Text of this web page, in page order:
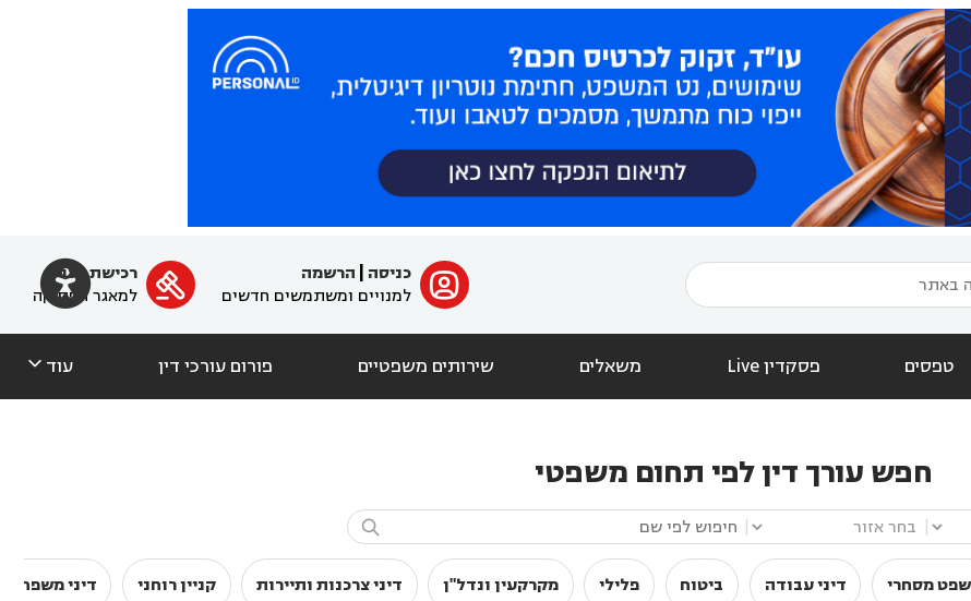
 ﱐ כניסה
הרשמה
למנויים ומשתמשים חדשים

רכישת מנוי
למאגר הפסיקה
טפסים פסקדין Live משאלים שירותים משפטיים פורום עורכי דין עוד 
חפש עורך דין לפי תחום משפטי

מסחרי דיני עבודה ביטוח פלילי מקרקעין ונדל"ן דיני צרכנות ותיירות קניין רוחני דיני משפחה